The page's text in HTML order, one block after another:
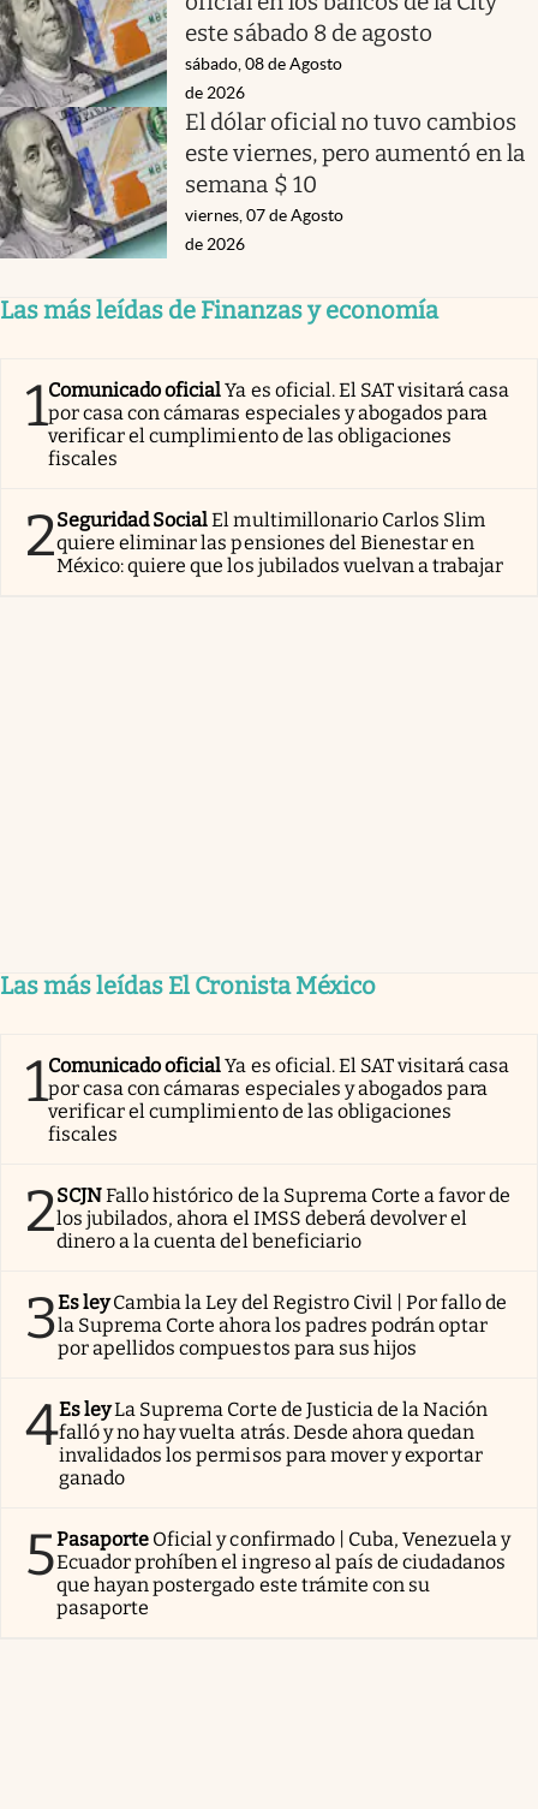
este sábado 8 de agosto
sábado, 08 de Agosto
de 2026
El dólar oficial no tuvo cambios
este viernes, pero aumentó en la
semana $ 10
viernes, 07 de Agosto
de 2026
Las más leídas de Finanzas y economía
1Comunicado oficialYa es oficial. El SAT visitará casa
por casa con cámaras especiales y abogados para
verificar el cumplimiento de las obligaciones
fiscales
2Seguridad SocialEl multimillonario Carlos Slim
quiere eliminar las pensiones del Bienestar en
México: quiere que los jubilados vuelvan a trabajar
Las más leídas El Cronista México
1Comunicado oficialYa es oficial. El SAT visitará casa
por casa con cámaras especiales y abogados para
verificar el cumplimiento de las obligaciones
fiscales
2SCJNFallo histórico de la Suprema Corte a favor de
los jubilados, ahora el IMSS deberá devolver el
dinero a la cuenta del beneficiario
3Es ley Cambia la Ley del Registro Civil | Por fallo de
la Suprema Corte ahora los padres podrán optar
por apellidos compuestos para sus hijos
4Es leyLa Suprema Corte de Justicia de la Nación
falló y no hay vuelta atrás. Desde ahora quedan
invalidados los permisos para mover y exportar
ganado
5Pasaporte Oficial y confirmado | Cuba, Venezuela y
Ecuador prohíben el ingreso al país de ciudadanos
que hayan postergado este trámite con su
pasaporte